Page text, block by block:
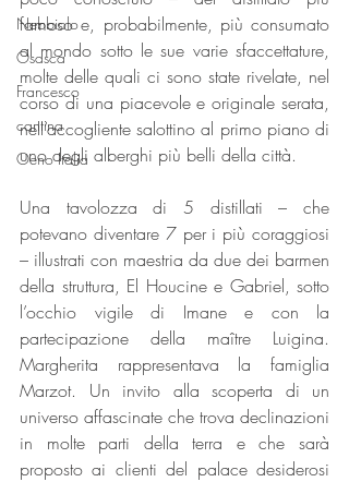
Nebbiolo
Osasca
Francesco
cantina
Oeno Italia
famoso e, probabilmente, più consumato
al mondo sotto le sue varie sfaccettature,
molte delle quali ci sono state rivelate, nel
corso di una piacevole e originale serata,
nell’accogliente salottino al primo piano di
uno degli alberghi più belli della città.
Una tavolozza di 5 distillati – che
potevano diventare 7 per i più coraggiosi
– illustrati con maestria da due dei barmen
della struttura, El Houcine e Gabriel, sotto
l’occhio vigile di Imane e con la
partecipazione della maître Luigina.
Margherita rappresentava la famiglia
Marzot. Un invito alla scoperta di un
universo affascinate che trova declinazioni
in molte parti della terra e che sarà
proposto ai clienti del palace desiderosi